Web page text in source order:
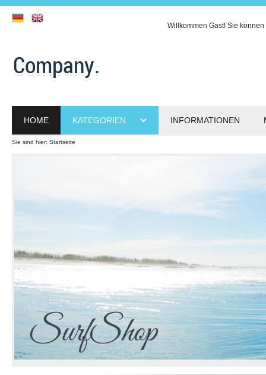
Willkommen Gast! Sie
HOME KATEGORIEN INFORMATIONEN
Sie sind hier: Startseite